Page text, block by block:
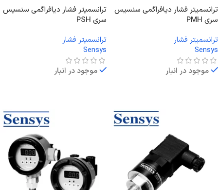
ترانسمیتر فشار دیافراگمی سنسیس
سری PMH
ترانسمیتر فشار
Sensys
موجود در انبار
ترانسمیتر فشار دیافراگمی سنسیس
سری PSH
ترانسمیتر فشار
Sensys
موجود در انبار